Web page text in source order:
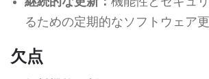
るための定期的なソフトウェア
欠点